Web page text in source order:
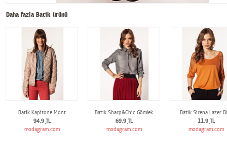
Daha fazla Batik ürünü
Batik Kapitone Mont
94.9 TL
modagram.com
Batik Sharp&Chic Gömlek
69.9 TL
modagram.com
Batik Sirena Lazer
11.9 TL
modagram.com